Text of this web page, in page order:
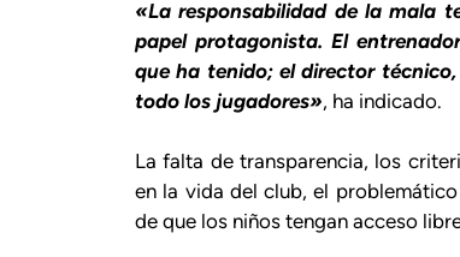
«La responsabilidad de la mala
papel protagonista. El
que ha tenido; el director
todo los jugadores», ha indicado.
La falta de transparencia, los
en la vida del club, el
de que los niños tengan acceso